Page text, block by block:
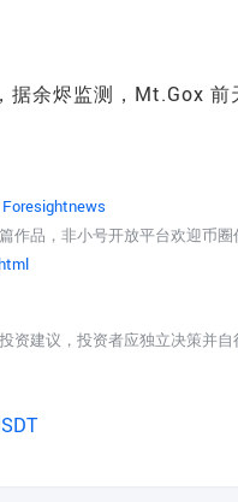
余烬监测，Mt.Gox
Foresightnews
作品，非小号开放平台欢迎币
资建议，投资者应独立决策并